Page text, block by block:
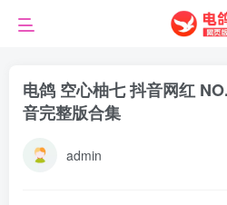
电鸽 空心柚七 抖音网红
音完整版合集
admin